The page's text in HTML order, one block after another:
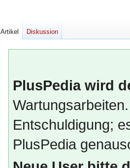
PlusPedia wird
Entschuldigung;
PlusPedia
Artikel Diskussion